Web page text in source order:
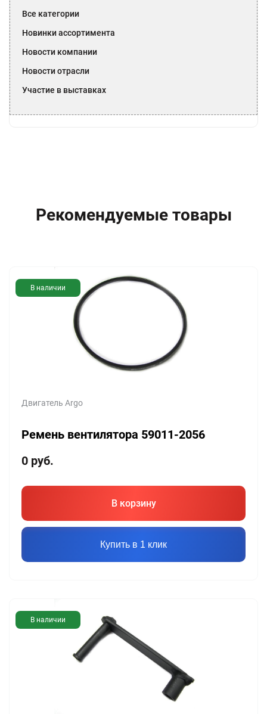
Все категории
Новинки ассортимента
Новости компании
Новости отрасли
Участие в выставках
Рекомендуемые товары
В наличии
Двигатель Argo
Ремень вентилятора 59011-2056
0 руб.
В корзину
Купить в 1 клик
В наличии